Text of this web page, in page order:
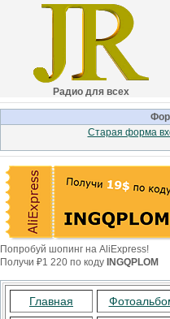
Радио для всех
Старая форма
Попробуй шопинг на AliExpress!
Получи ₽1 220 по коду INGQPLOM
Главная